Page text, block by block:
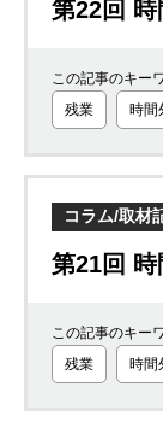
第22回
この記事のキー
残業
時間
コラム/取材
第21回
この記事のキー
残業
時間